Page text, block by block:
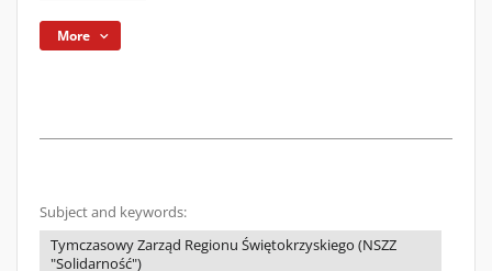
More
Subject and keywords:
Tymczasowy Zarząd Regionu Świętokrzyskiego (NSZZ
"Solidarność")